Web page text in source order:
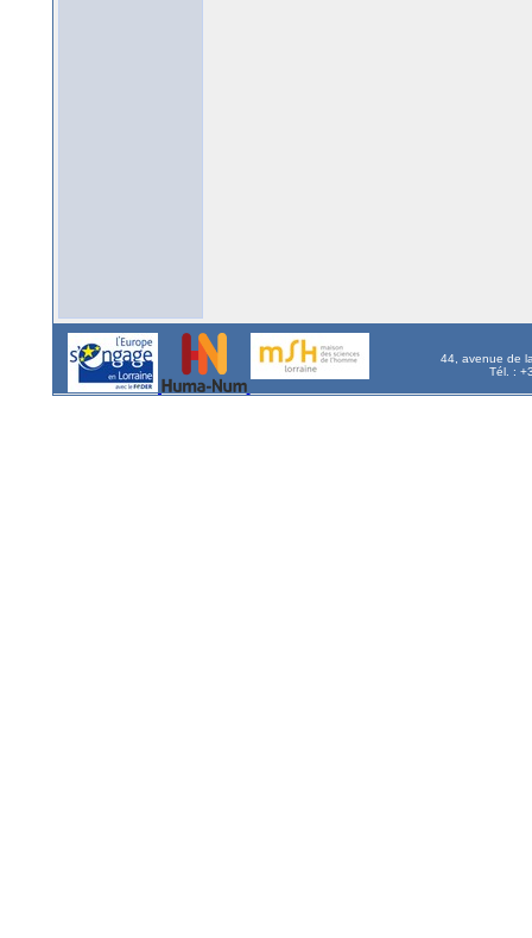
44, avenue de
Tél. :